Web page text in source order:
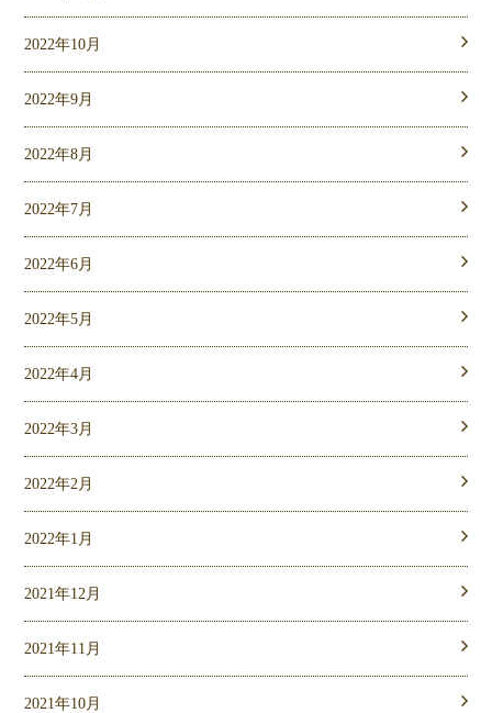
2022年10月
2022年9月
2022年8月
2022年7月
2022年6月
2022年5月
2022年4月
2022年3月
2022年2月
2022年1月
2021年12月
2021年11月
2021年10月